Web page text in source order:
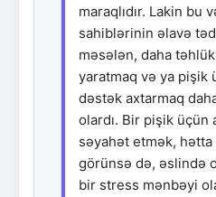
maraqlıdır. Lakin bu
sahiblərinin əlavə
məsələn, daha
yaratmaq və ya pişik
dəstək axtarmaq
olardı. Bir pişik üçün
səyahət etmək, hətta
görünsə də, əslində
bir stress mənbəyi